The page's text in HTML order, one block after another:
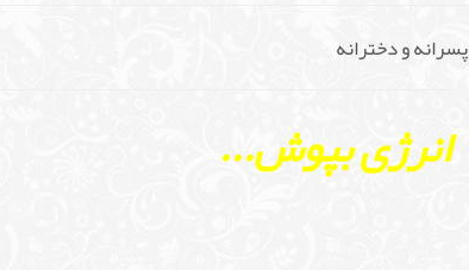
پسرانه و دخترانه
انرژی بپوش...